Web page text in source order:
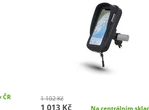
1 102 Kč
1 013 Kč Na centrálním